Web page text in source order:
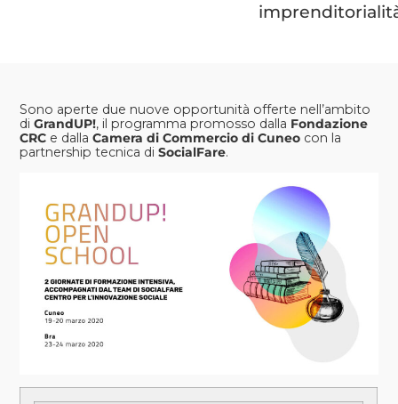
Sono aperte due nuove opportunità offerte nell’ambito
di GrandUP!, il programma promosso dalla Fondazione
CRC e dallaCamera di Commercio di Cuneo con la
partnership tecnica diSocialFare.